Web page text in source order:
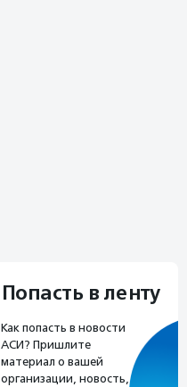
Попасть в ленту
Как попасть в новости
АСИ? Пришлите
материал о вашей
организации, новость,